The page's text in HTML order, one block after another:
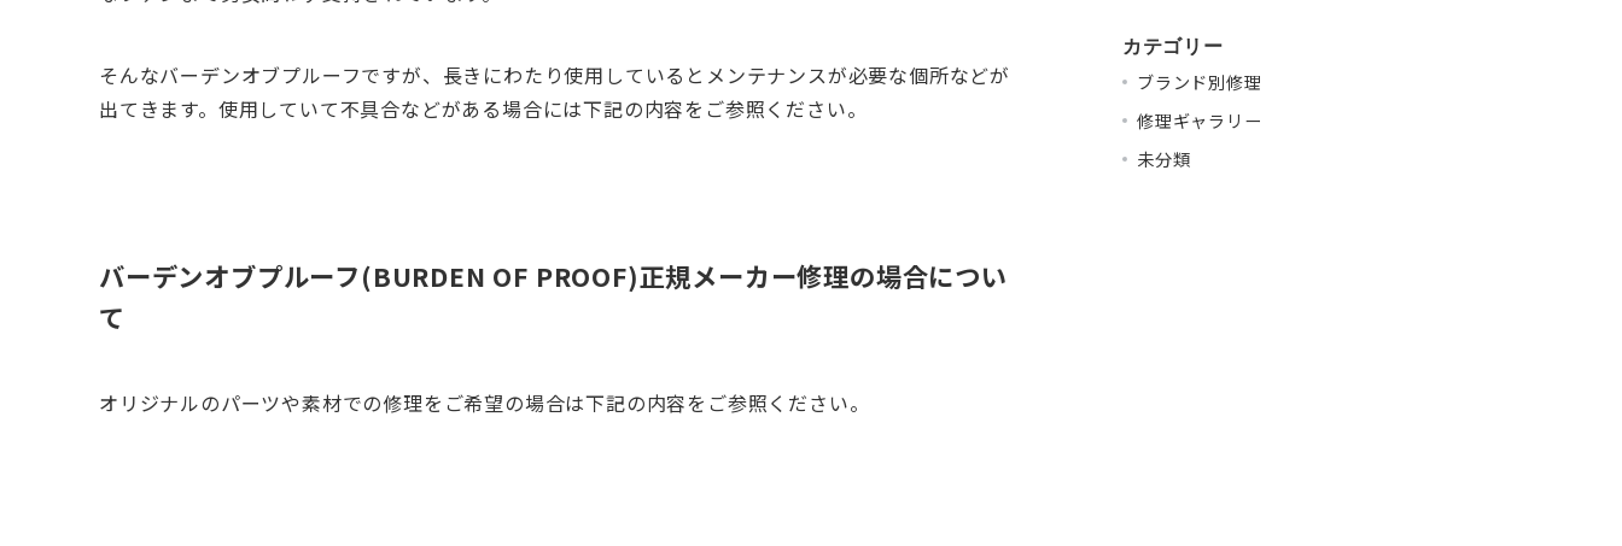
そんなバーデンオブプルーフですが、長きにわたり使用しているとメンテナンスが必要な個所などが
出てきます。使用していて不具合などがある場合には下記の内容をご参照ください。
バーデンオブプルーフ(BURDEN OF PROOF)正規メーカー修理の場合につい
て
オリジナルのパーツや素材での修理をご希望の場合は下記の内容をご参照ください。
カテゴリー
ブランド別修理
修理ギャラリー
未分類